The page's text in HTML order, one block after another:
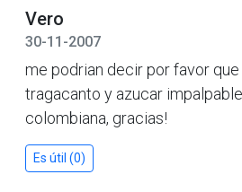
Vero
30-11-2007
me podrian decir por favor
tragacanto y azucar
colombiana, gracias!
Es útil (0)